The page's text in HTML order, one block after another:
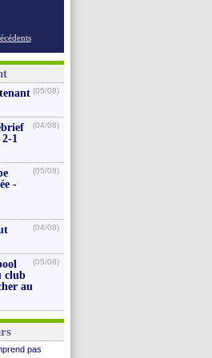
(05/08)
1
(04/08)
-
(05/08)
(04/08)
club
au
(05/08)
pas